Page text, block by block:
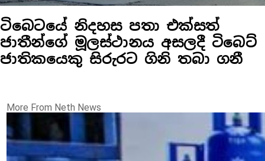
ටිබෙටයේ නිදහස පතා එක්සත්
ජාතීන්ගේ මූලස්ථානය අසලදී ටිබෙට්
ජාතිකයෙකු සිරුරට ගිනි තබා ගනී
More From Neth News